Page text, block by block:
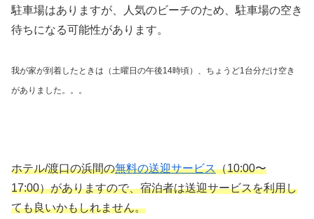
駐車場はありますが、人気のビーチのため、駐車場の空き
待ちになる可能性があります。
我が家が到着したときは（土曜日の午後14時頃）、ちょうど1台分だけ空き
がありました。。。
ホテル/渡口の浜間の無料の送迎サービス（10:00〜
17:00）がありますので、宿泊者は送迎サービスを利用し
ても良いかもしれません。